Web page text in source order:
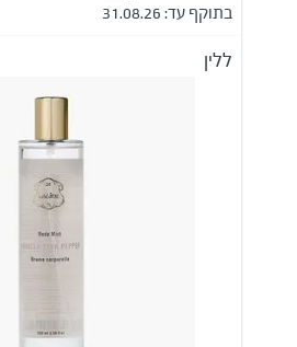
בתוקף עד: 31.08.26
ללין